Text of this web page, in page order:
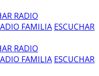
RADIO
FAMILIA ESCUCHAR
RADIO
FAMILIA ESCUCHAR